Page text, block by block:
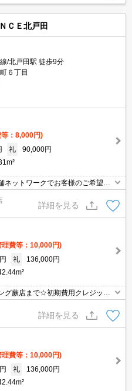
ＣＥ北戸田
/北戸田駅 徒歩9分
６丁目
：8,000円)
礼
90,000円
ットワークでお客様のご希望に
ます☆賃貸市場に出ている情報を
い♪
詳細を見る
理費等：10,000円)
礼
136,000円
蕨店まで☆初期費用クレジット
約もお気軽にご相談ください！
詳細を見る
理費等：10,000円)
礼
136,000円